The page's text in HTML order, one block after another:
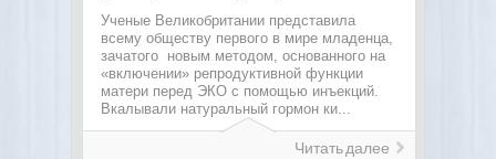
Ученые Великобритании представила
всему обществу первого в мире младенца,
зачатого новым методом, основанного на
«включении» репродуктивной функции
матери перед ЭКО с помощью инъекций.
Вкалывали натуральный гормон ки...
Читать далее